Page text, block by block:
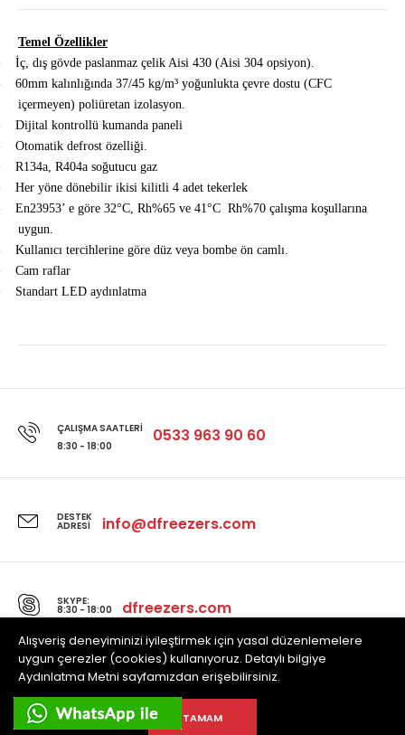
Alışveriş deneyiminizi iyileştirmek için yasal düzenlemelere
uygun çerezler (cookies) kullanıyoruz. Detaylı bilgiye
Aydınlatma Metni sayfamızdan erişebilirsiniz.
TAMAM
Temel Özellikler
İç, dış gövde paslanmaz çelik Aisi 430 (Aisi 304 opsiyon).
60mm kalınlığında 37/45 kg/m³ yoğunlukta çevre dostu (CFC
içermeyen) poliüretan izolasyon.
Dijital kontrollü kumanda paneli
Otomatik defrost özelliği.
R134a, R404a soğutucu gaz
Her yöne dönebilir ikisi kilitli 4 adet tekerlek
En23953’ e göre 32°C, Rh%65 ve 41°C Rh%70 çalışma koşullarına
uygun.
Kullanıcı tercihlerine göre düz veya bombe ön camlı.
Cam raflar
Standart LED aydınlatma
ÇALIŞMA SAATLERI
8:30 - 18:00
0533 963 90 60
DESTEK
ADRESI info@dfreezers.com
SKYPE:
8:30 - 18:00 dfreezers.com
Powered by Dfreezers tüm hakları saklıdır.